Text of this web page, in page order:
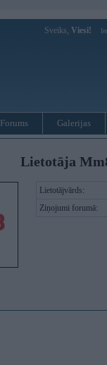
Sveiks, Viesi!
Forums Galerijas
Lietotāja
Lietotājvārds:
Ziņojumi forumā: